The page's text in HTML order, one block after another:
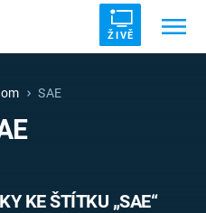
ŽIVĚ
SVĚTOVÁ VÁLKA
SAE
KE ŠTÍTKU „SAE“